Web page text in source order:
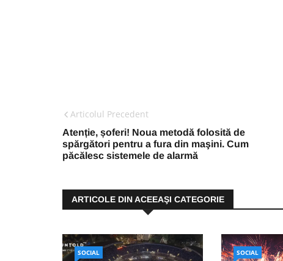
Articolul Precedent
Atenție, șoferi! Noua metodă folosită de
spărgători pentru a fura din maşini. Cum
păcălesc sistemele de alarmă
ARTICOLE DIN ACEEAŞI CATEGORIE
SOCIAL SOCIAL